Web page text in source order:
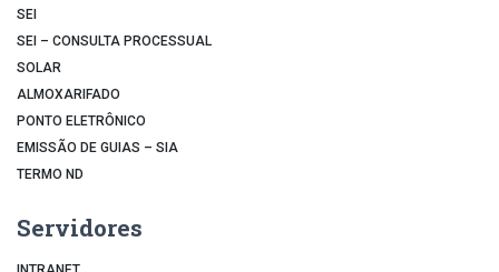
SEI
SEI – CONSULTA PROCESSUAL
SOLAR
ALMOXARIFADO
PONTO ELETRÔNICO
EMISSÃO DE GUIAS – SIA
TERMO ND
Servidores